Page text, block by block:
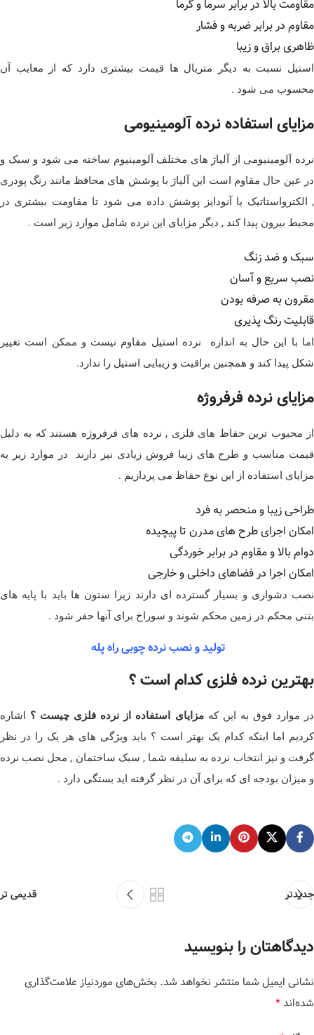
مقاومت بالا در برابر سرما و گرما
مقاوم در برابر ضربه و فشار
ظاهری براق و زیبا
استیل نسبت به دیگر متریال ها قیمت بیشتری دارد که از معایب آن
محسوب می شود .
مزایای استفاده نرده آلومینیومی
نرده آلومینیومی از آلیاژ های مختلف آلومینیوم ساخته می شود و سبک و
در عین حال مقاوم است این آلیاژ با پوشش های محافظ مانند رنگ پودری
, الکترواستاتیک یا آنودایز پوشش داده می شود تا مقاومت بیشتری در
محیط بیرون پیدا کند , دیگر مزایای این نرده شامل موارد زیر است .
سبک و ضد زنگ
نصب سریع و آسان
مقرون به صرفه بودن
قابلیت رنگ پذیری
اما با این حال به اندازه نرده استیل مقاوم نیست و ممکن است تغییر
شکل پیدا کند و همچنین براقیت و زیبایی استیل را ندارد.
مزایای نرده فرفروژه
از محبوب ترین حفاظ های فلزی , نرده های فرفروژه هستند که به دلیل
قیمت مناسب و طرح های زیبا فروش زیادی نیز دارند در موارد زیر به
مزایای استفاده از این نوع حفاظ می پردازیم .
طراحی زیبا و منحصر به فرد
امکان اجرای طرح های مدرن تا پیچیده
دوام بالا و مقاوم در برابر خوردگی
امکان اجرا در فضاهای داخلی و خارجی
نصب دشواری و بسیار گسترده ای دارند زیرا ستون ها باید با پایه های
بتنی محکم در زمین محکم شوند و سوراخ برای آنها حفر شود .
تولید و نصب نرده چوبی راه پله
بهترین نرده فلزی کدام است ؟
در موارد فوق به این کهمزایای استفاده از نرده فلزی چیست ؟ اشاره
کردیم اما اینکه کدام یک بهتر است ؟ باید ویژگی های هر یک را در نظر
گرفت و نیز انتخاب نرده به سلیقه شما , سبک ساختمان , محل نصب نرده
و میزان بودجه ای که برای آن در نظر گرفته اید بستگی دارد .
جدیدتر قدیمی تر
دیدگاهتان را بنویسید
نشانی ایمیل شما منتشر نخواهد شد. بخش‌های موردنیاز علامت‌گذاری
شده‌اند*